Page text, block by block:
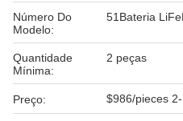
Número Do
Modelo:
51Bateria
Quantidade
Mínima:
2 peças
Preço: $986/pieces